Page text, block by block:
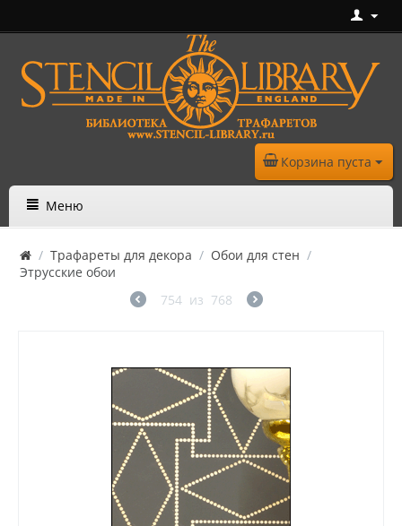
Корзина пуста
Меню
/ Трафареты для декора / Обои для стен /
Этрусские обои
754 из 768